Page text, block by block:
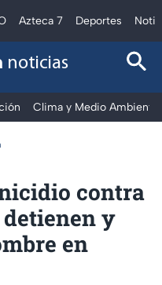
Azteca 7 Deportes
noticias
Clima y Medio Ambiente
contra
y
en